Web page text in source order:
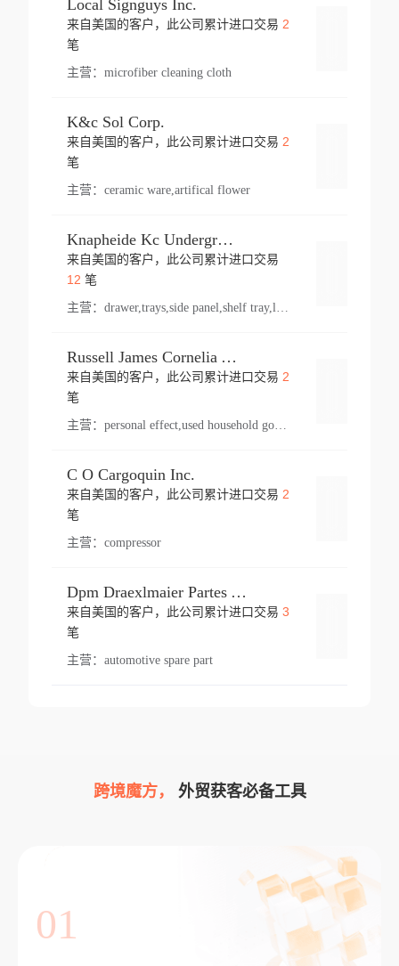
Local Signguys Inc.
来自美国的客户，此公司累计进口交易 2
笔
主营： microfiber cleaning cloth
K&c Sol Corp.
来自美国的客户，此公司累计进口交易 2
笔
主营： ceramic ware,artifical flower
Knapheide Kc Underground
来自美国的客户，此公司累计进口交易
12 笔
主营：
Russell James Cornelia Arlington Va
来自美国的客户，此公司累计进口交易 2
笔
主营： personal effect,used household goods
C O Cargoquin Inc.
来自美国的客户，此公司累计进口交易 2
笔
主营： compressor
Dpm Draexlmaier Partes Automotrices Corr Ind Huejotzingo
来自美国的客户，此公司累计进口交易 3
笔
主营： automotive spare part
跨境魔方， 外贸获客必备工具
01